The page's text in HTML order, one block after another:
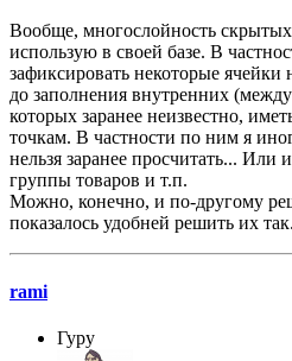
Вообще, многослойность скрытых
использую в своей базе. В
зафиксировать некоторые
до заполнения внутренних
которых заранее неизвестно,
точкам. В частности по ним я
нельзя заранее просчитать...
группы товаров и т.п.
Можно, конечно, и по-другому
показалось удобней решить их так.
rami
Гуру